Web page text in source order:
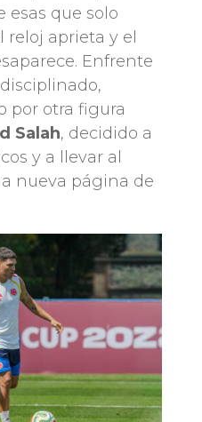
esas que solo
reloj aprieta y el
Enfrente
por otra figura
Salah, decidido a
y a llevar al
nueva página de